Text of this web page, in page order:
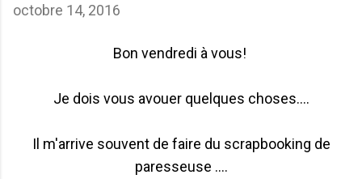
octobre 14, 2016
Bon vendredi à vous!
Je dois vous avouer quelques choses....
Il m'arrive souvent de faire du scrapbooking de
paresseuse ....